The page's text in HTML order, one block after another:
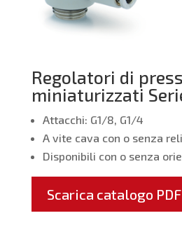
Regolatori di
miniaturizzati
Attacchi: G1/8, G1/4
A vite cava con o senza
Disponibili con o senza
Scarica catalogo PDF